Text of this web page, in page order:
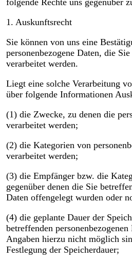
folgende Rechte uns gegenüber
1. Auskunftsrecht
Sie können von uns eine
personenbezogene Daten, die
verarbeitet werden.
Liegt eine solche Verarbeitung
über folgende Informationen
(1) die Zwecke, zu denen die
verarbeitet werden;
(2) die Kategorien von
verarbeitet werden;
(3) die Empfänger bzw. die
gegenüber denen die Sie
Daten offengelegt wurden oder
(4) die geplante Dauer der
betreffenden
Angaben hierzu nicht möglich
Festlegung der Speicherdauer;